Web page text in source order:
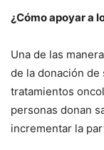
¿Cómo apoyar a
Una de las
de la donación de
tratamientos
personas donan
incrementar la